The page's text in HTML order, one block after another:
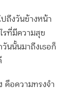
ถึงวันข้างหน้า
รที่มีความสุข
นนั้นมาถึงเธอก็
คือความทรงจำ